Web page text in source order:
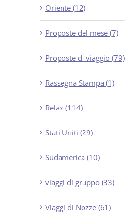
Oriente (12)
Proposte del mese (7)
Proposte di viaggio (79)
Rassegna Stampa (1)
Relax (114)
Stati Uniti (29)
Sudamerica (10)
viaggi di gruppo (33)
Viaggi di Nozze (61)